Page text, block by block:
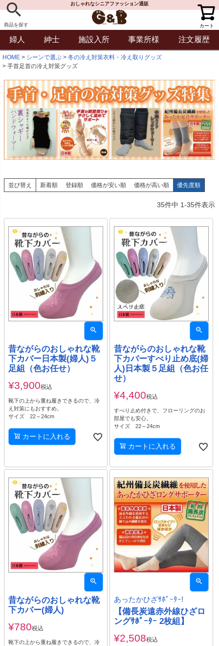
商品を探す
おしゃれなシニアファッション通販
カート
婦人 紳士 施設入所 事業所様 注文履歴
HOME シーンで選ぶ
冬の冷え対策衣料・冷え取りグッズ
手首足首の冷え対策グッズ
並び替え 新着順 登録順 価格が安い順 価格が高い順 優先度順
35件中 1-35件表示
昔ながらのおしゃれな靴
下カバー日本製(婦人)５
足組（色お任せ）
¥3,900税込
靴下の上から重ね履きできるので、冷
え対策にもおすすめ。
サイズ 22～24cm
カートに入れる
昔ながらのおしゃれな靴
下カバーすべり止め底(婦
人)日本製５足組（色お任
せ）
¥4,400税込
すべり止め付きで、フローリングのお
部屋でも安心。
サイズ 22～24cm
カートに入れる
昔ながらのおしゃれな靴
下カバー(婦人)
¥780税込
靴下の上から重ね履きできるので、冷
あったかひざｻﾎﾟｰﾀｰ!
【備長炭遠赤外線ひざロ
ングｻﾎﾟｰﾀｰ 2枚組】
¥2,508税込